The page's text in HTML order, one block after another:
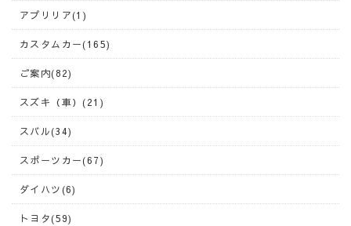
アプリリア(1)
カスタムカー(165)
ご案内(82)
スズキ（車）(21)
スバル(34)
スポーツカー(67)
ダイハツ(6)
トヨタ(59)